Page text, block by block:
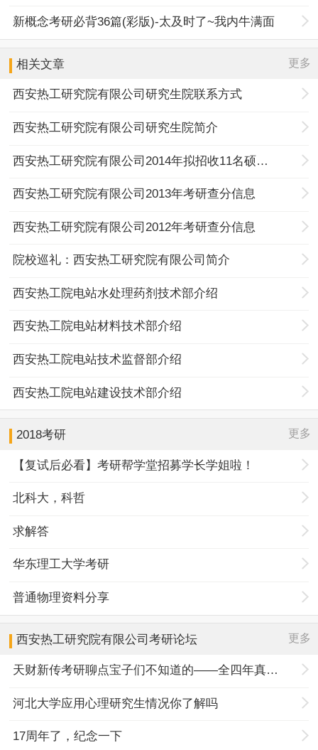
新概念考研必背36篇(彩版)-太及时了~我内牛满面
相关文章 更多
西安热工研究院有限公司研究生院联系方式
西安热工研究院有限公司研究生院简介
西安热工研究院有限公司2014年拟招收11名硕士生
西安热工研究院有限公司2013年考研查分信息
西安热工研究院有限公司2012年考研查分信息
院校巡礼：西安热工研究院有限公司简介
西安热工院电站水处理药剂技术部介绍
西安热工院电站材料技术部介绍
西安热工院电站技术监督部介绍
西安热工院电站建设技术部介绍
2018考研 更多
【复试后必看】考研帮学堂招募学长学姐啦！
北科大，科哲
求解答
华东理工大学考研
普通物理资料分享
西安热工研究院有限公司考研论坛 更多
天财新传考研聊点宝子们不知道的——全四年真题规律+择校优势
河北大学应用心理研究生情况你了解吗
17周年了，纪念一下